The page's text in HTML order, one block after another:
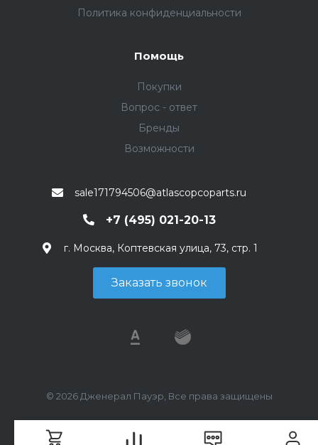
Политика конфиденциальности
Помощь
Покупки
Вопрос - ответ
Бренды
Возможности
sale171794506@atlascopcoparts.ru
+7 (495) 021-20-13
г. Москва, Коптевская улица, 73, стр. 1
Заказать звонок
© 2026 Дженерал Пауэр, Все права защищены